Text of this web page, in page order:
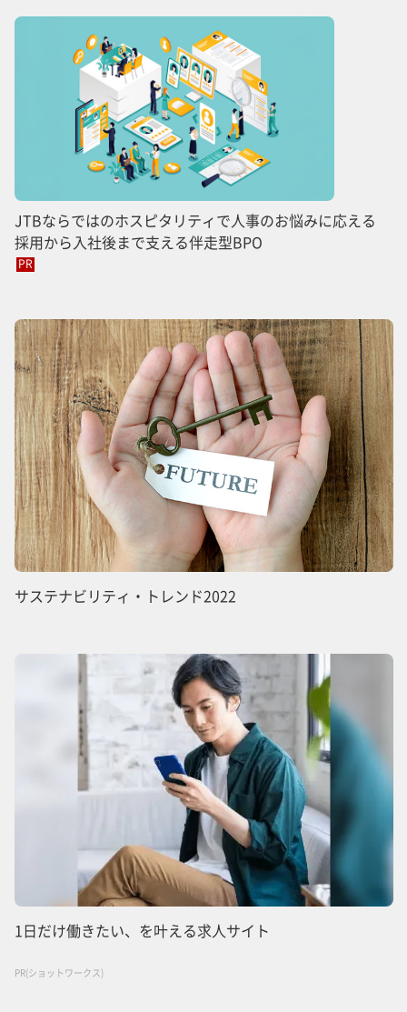
JTBならではのホスピタリティで人事のお悩みに応える
採用から入社後まで支える伴走型BPO
PR
サステナビリティ・トレンド2022
1日だけ働きたい、を叶える求人サイト
PR(ショットワークス)